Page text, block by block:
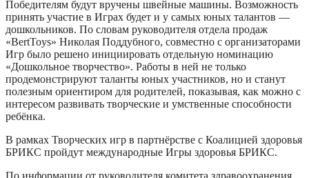
Победителям будут вручены швейные машины. Возможность
принять участие в Играх будет и у самых юных талантов —
дошкольников. По словам руководителя отдела продаж
«BertToys» Николая Поддубного, совместно с организаторами
Игр было решено инициировать отдельную номинацию
«Дошкольное творчество». Работы в ней не только
продемонстрируют таланты юных участников, но и станут
полезным ориентиром для родителей, показывая, как можно с
интересом развивать творческие и умственные способности
ребёнка.
В рамках Творческих игр в партнёрстве с Коалицией здоровья
БРИКС пройдут международные Игры здоровья БРИКС.
По информации от руководителя комитета здравоохранения